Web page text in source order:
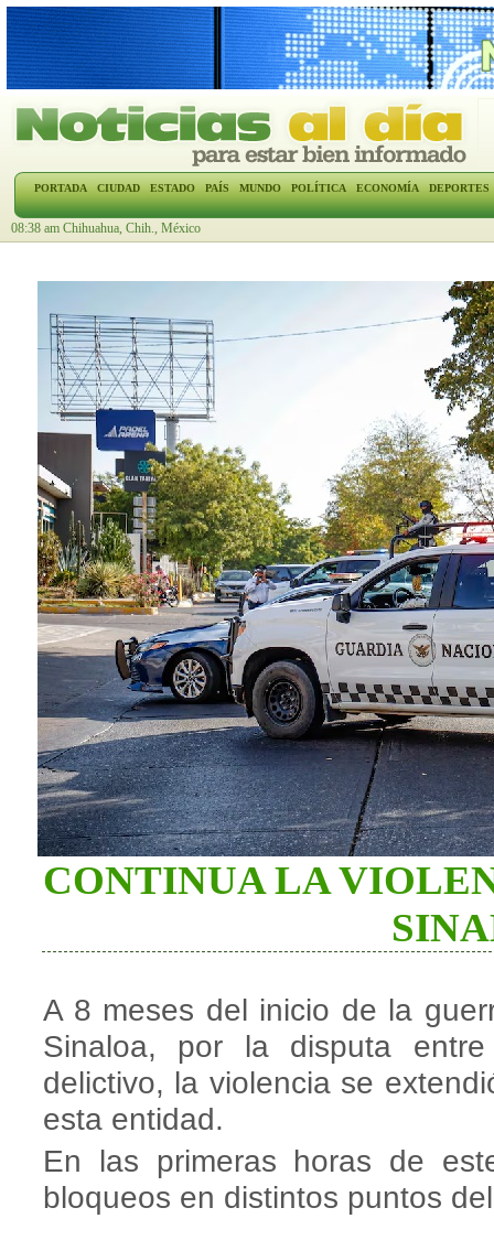
PORTADA CIUDAD ESTADO PAÍS MUNDO POLÍTICA ECONOMÍA DEPORTES
08:38 am Chihuahua, Chih., México
CONTINUA LA
A 8 meses del inicio de la
Sinaloa, por la disputa
delictivo, la violencia se
esta entidad.
En las primeras horas de
bloqueos en distintos puntos